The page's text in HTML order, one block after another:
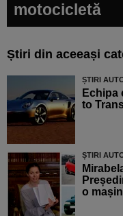
motocicletă
Știri din aceeași
ȘTIRI
Echipa
to
ȘTIRI
o